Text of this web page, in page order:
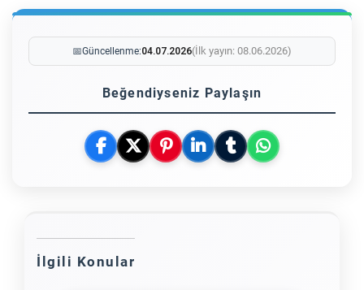
📅Güncellenme:04.07.2026(İlk yayın: 08.06.2026)
Beğendiyseniz Paylaşın
İlgili Konular